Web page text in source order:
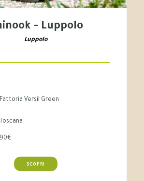
- Luppolo
Luppolo
Fattoria Versil Green
Toscana
90€
SCOPRI